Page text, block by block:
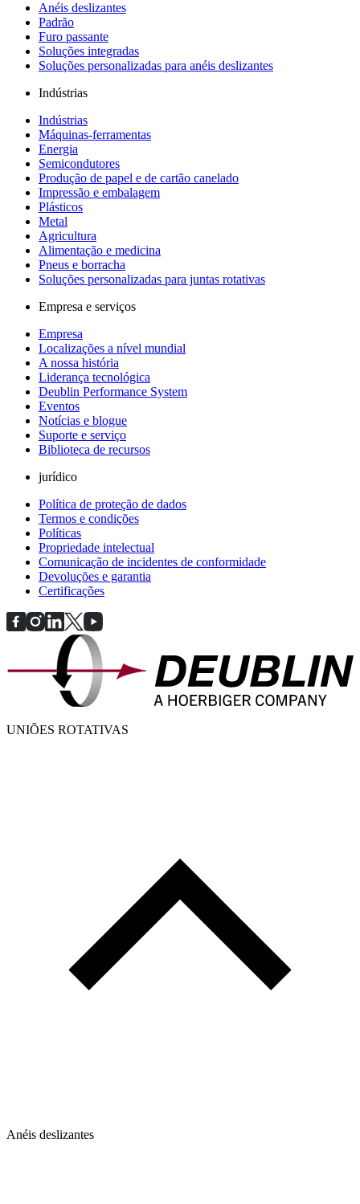
Anéis deslizantes
Padrão
Furo passante
Soluções integradas
Soluções personalizadas para anéis deslizantes
Indústrias
Indústrias
Máquinas-ferramentas
Energia
Semicondutores
Produção de papel e de cartão canelado
Impressão e embalagem
Plásticos
Metal
Agricultura
Alimentação e medicina
Pneus e borracha
Soluções personalizadas para juntas rotativas
Empresa e serviços
Empresa
Localizações a nível mundial
A nossa história
Liderança tecnológica
Deublin Performance System
Eventos
Notícias e blogue
Suporte e serviço
Biblioteca de recursos
jurídico
Política de proteção de dados
Termos e condições
Políticas
Propriedade intelectual
Comunicação de incidentes de conformidade
Devoluções e garantia
Certificações
UNIÕES ROTATIVAS
Anéis deslizantes